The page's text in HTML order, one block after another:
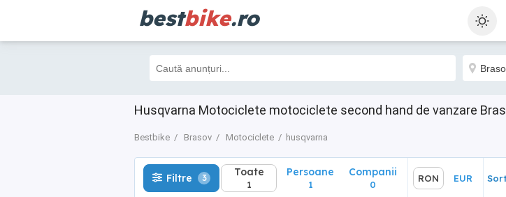
bestbike.ro
Husqvarna Motociclete motociclete second hand de vanzare
Bestbike Brasov Motociclete husqvarna
Filtre 3 Toate
1
Filtre 3 Toate
1
Persoane
1
Companii
0
RON EUR